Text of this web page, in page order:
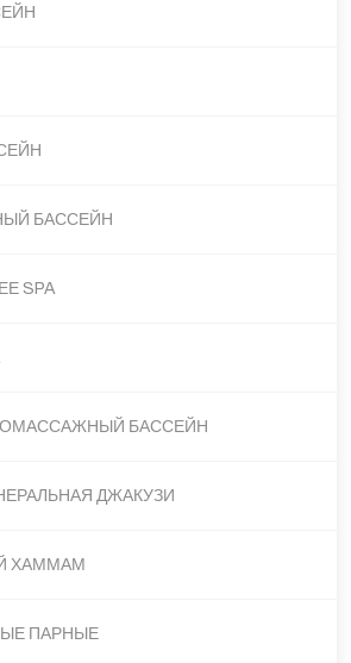
БАССЕЙН
SPA
БАССЕЙН
ДЖАКУЗИ
ХАММАМ
ПАРНЫЕ